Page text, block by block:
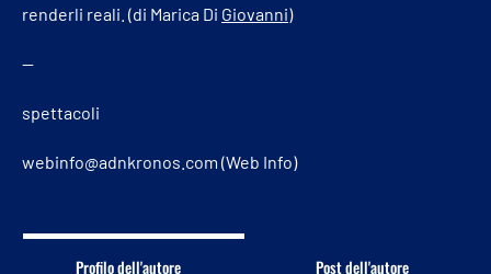
renderli reali. (di Marica Di Giovanni)
—
spettacoli
webinfo@adnkronos.com (Web Info)
Profilo dell'autore Post dell'autore